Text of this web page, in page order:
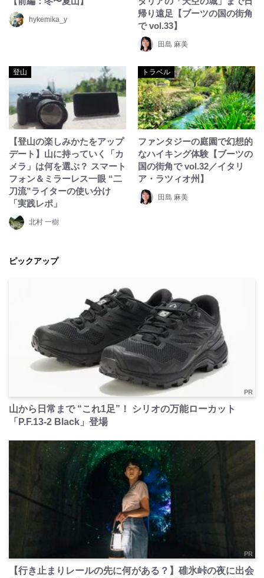
hykemika_y
帰り遠足【ブーツの国の街角
で vol.33】
田島 麻美
登山
【登山の楽しみかたをアップ
デート】山に持っていく「カ
メラ」は何を選ぶ？ スマート
フォン＆ミラーレス一眼 “二
刀流”ライターの使い分け
「実践レポ」
北村 一樹
トラベル
ファンタジーの庭園で幻想的
なハイキング体験【ブーツの
国の街角で vol.32／イタリ
ア・ラツィオ州】
田島 麻美
ピックアップ
PR
山から日常まで “これ1足”！ シリオの万能ローカット
「P.F.13-2 Black」登場
PR
【行き止まりレールの先に何がある？】碓氷峠の夜に出会